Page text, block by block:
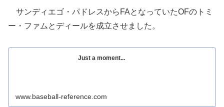
サンディエゴ・パドレスからFAとなっていたOFのトミ
ー・ファムとディールを成立させました。
Just a moment...
www.baseball-reference.com